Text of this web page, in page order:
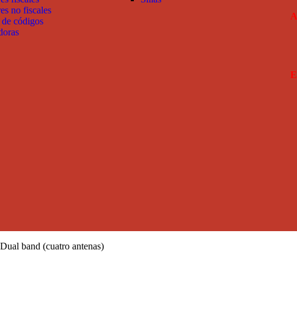
no fiscales
códigos
band (cuatro antenas)